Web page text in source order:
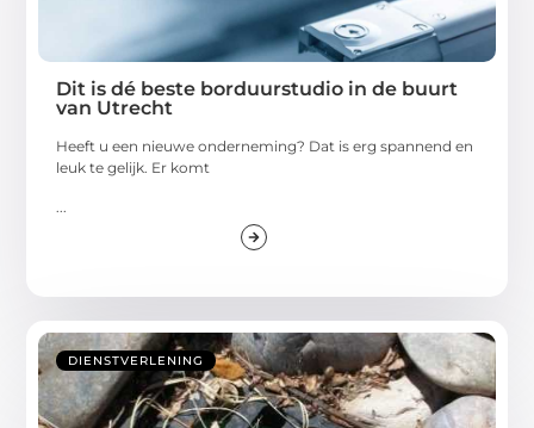
Dit is dé beste borduurstudio in de buurt
van Utrecht
Heeft u een nieuwe onderneming? Dat is erg spannend en
leuk te gelijk. Er komt
DIENSTVERLENING